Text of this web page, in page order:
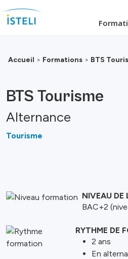
Accueil > Formations > BTS
BTS Tourisme
Alternance
Tourisme
NIVEAU DE
BAC+2
RYTHME DE
2 ans
En